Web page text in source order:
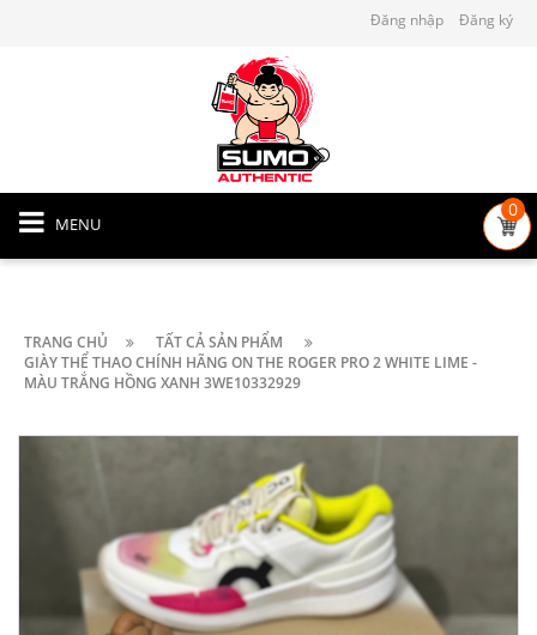
Đăng nhập Đăng ký
MENU
0
TRANG CHỦ
TẤT CẢ SẢN PHẨM
GIÀY THỂ THAO CHÍNH HÃNG ON THE ROGER PRO 2 WHITE LIME -
MÀU TRẮNG HỒNG XANH 3WE10332929